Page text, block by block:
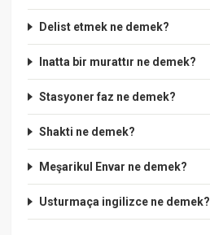
Delist etmek ne demek?
Inatta bir murattır ne demek?
Stasyoner faz ne demek?
Shakti ne demek?
Meşarikul Envar ne demek?
Usturmaça ingilizce ne demek?